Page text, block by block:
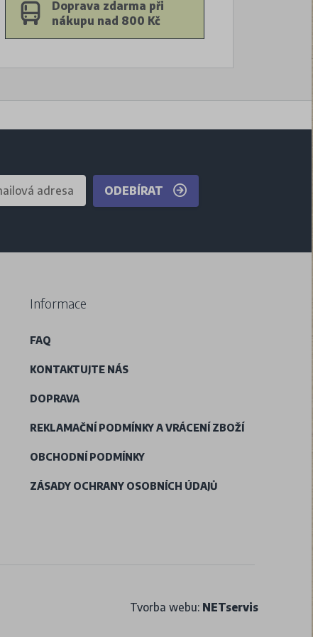
Doprava zdarma při
nákupu nad 800 Kč
ODEBÍRAT
Informace
FAQ
KONTAKTUJTE NÁS
DOPRAVA
REKLAMAČNÍ PODMÍNKY A VRÁCENÍ ZBOŽÍ
OBCHODNÍ PODMÍNKY
ZÁSADY OCHRANY OSOBNÍCH ÚDAJŮ
Tvorba webu: NETservis